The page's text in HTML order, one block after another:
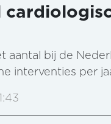
aantal bij de
interventies per